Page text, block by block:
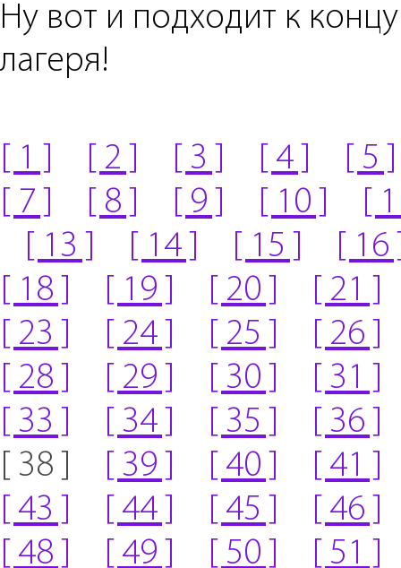
Ну вот и подходит к
лагеря!
[ 1 ] [ 2 ] [ 3 ] [ 4 ]
[ 5 ]
[ 7 ]
[ 8 ] [ 9 ] [ 10 ]
[
[ 13 ]
[ 14 ] [ 15 ]
[ 16
[ 18 ]
[ 19 ] [ 20 ]
[ 21 ]
[ 23 ]
[ 24 ] [ 25 ]
[ 26 ]
[ 28 ]
[ 29 ] [ 30 ]
[ 31 ]
[ 33 ]
[ 34 ] [ 35 ]
[ 36 ]
[ 38 ]
[ 39 ] [ 40 ]
[ 41 ]
[ 43 ]
[ 44 ] [ 45 ]
[ 46 ]
[ 48 ]
[ 49 ] [ 50 ] [ 51 ]